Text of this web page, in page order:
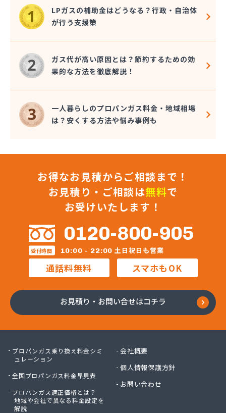
株式会社カネ庄
株式会社クラシアン岡崎支社
株式会社コクネ
株式会社コザカヤ 春日井営業所
株式会社コジマガス
株式会社コジマガス ライフアップサポート
株式会社コンプロ産工
株式会社シェル石油豊橋LPG充填工場
株式会社しんせきプロパン部
株式会社スギサン化学
株式会社スマイルガステクノロジー
株式会社バンノ
株式会社フジプロ
株式会社フジプロ刈谷営業所
株式会社ホームガス東海
株式会社ホームガス東海 楽田ショップ
株式会社マルエイ名古屋支店
株式会社マルコー
株式会社マルハチ
株式会社マルマン
株式会社ヤマアキ
株式会社よしや商店
株式会社リピックス
株式会社リピックス 春日井センター
株式会社一プロ
株式会社稲藤商店
株式会社稲葉エネクス
LPガスの補助金はどうなる？行政・自治体
が行う支援策
ガス代が高い原因とは？節約するための効
果的な方法を徹底解説！
一人暮らしのプロパンガス料金・地域相場
は？安くする方法や悩み事例も
お得なお見積からご相談まで！
お見積り・ご相談は無料で
お受けいたします！
0120-800-905
受付時間 10:00 - 22:00 土日祝日も営業
通話料無料 スマホもOK
お見積り・お問い合せはコチラ
プロパンガス乗り換え料金シミ
ュレーション
全国プロパンガス料金早見表
プロパンガス適正価格とは？
地域や会社で異なる料金設定を
解説
会社概要
個人情報保護方針
お問い合わせ